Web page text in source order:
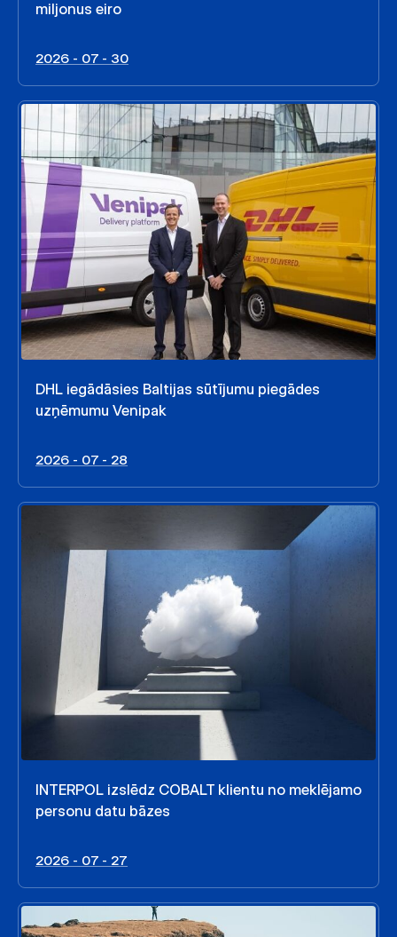
miljonus eiro
2026 - 07 - 30
DHL iegādāsies Baltijas sūtījumu piegādes
uzņēmumu Venipak
2026 - 07 - 28
INTERPOL izslēdz COBALT klientu no meklējamo
personu datu bāzes
2026 - 07 - 27